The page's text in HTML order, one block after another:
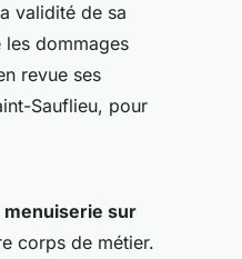
validité de sa
dommages
revue ses
Sauflieu, pour
menuiserie sur
corps de métier.